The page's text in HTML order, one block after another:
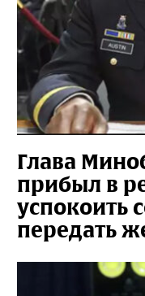
Глава
прибыл в
успокоить
передать